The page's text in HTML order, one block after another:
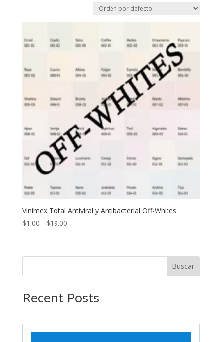
Vinimex Total Antiviral y Antibacterial Off-Whites
$1.00 - $19.00Rango
desde
Buscar
Recent Posts